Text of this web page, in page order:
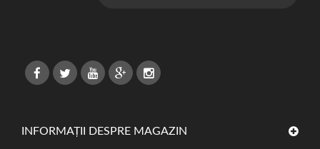
INFORMAȚII DESPRE MAGAZIN